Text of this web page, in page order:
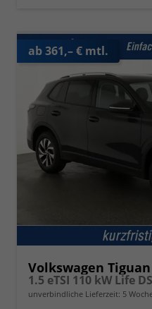
ab 361,– € mtl.
Volkswagen Tiguan
unverbindliche Lieferzeit: 5